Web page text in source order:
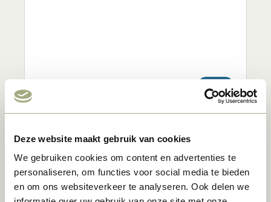
Deze website maakt gebruik van cookies
We gebruiken cookies om content en advertenties te
personaliseren, om functies voor social media te bieden
en om ons websiteverkeer te analyseren. Ook delen we
11
Glamping Tent
 Glampingzelt
4 Personen
 Innen- und Außenpool